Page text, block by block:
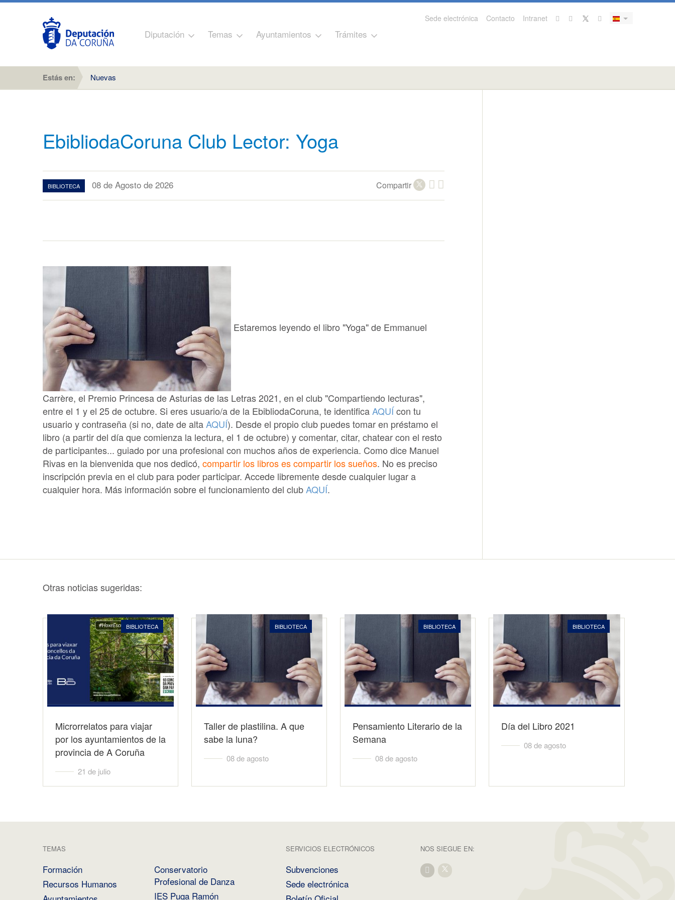
Sede electrónica Contacto Intranet
Diputación Temas Ayuntamientos Trámites
Estás en: Nuevas
EbibliodaCoruna Club Lector: Yoga
BIBLIOTECA 08 de Agosto de 2026 Compartir
Estaremos leyendo el libro "Yoga" de Emmanuel
Carrère, el Premio Princesa de Asturias de las Letras 2021, en el club "Compartiendo lecturas",
entre el 1 y el 25 de octubre. Si eres usuario/a de la EbibliodaCoruna, te identificaAQUÍcon tu
usuario y contraseña (si no, date de altaAQUÍ). Desde el propio club puedes tomar en préstamo el
libro (a partir del día que comienza la lectura, el 1 de octubre) y comentar, citar, chatear con el resto
de participantes... guiado por una profesional con muchos años de experiencia. Como dice Manuel
Rivas en la bienvenida que nos dedicó, compartir los libros es compartir los sueños. No es preciso
inscripción previaen el club para poder participar. Accede libremente desde cualquier lugar a
cualquier hora. Más información sobre el funcionamiento del clubAQUÍ.
Otras noticias sugeridas:
BIBLIOTECA
Microrrelatos para viajar
por los ayuntamientos de la
provincia de A Coruña
21 de julio
BIBLIOTECA
Taller de plastilina. A que
sabe la luna?
08 de agosto
BIBLIOTECA
Pensamiento Literario de la
Semana
08 de agosto
BIBLIOTECA
Día del Libro 2021
08 de agosto
TEMAS
Formación
Recursos Humanos
Conservatorio
Profesional de Danza
IES Puga Ramón
SERVICIOS ELECTRÓNICOS
Subvenciones
Sede electrónica
NOS SIEGUE EN: